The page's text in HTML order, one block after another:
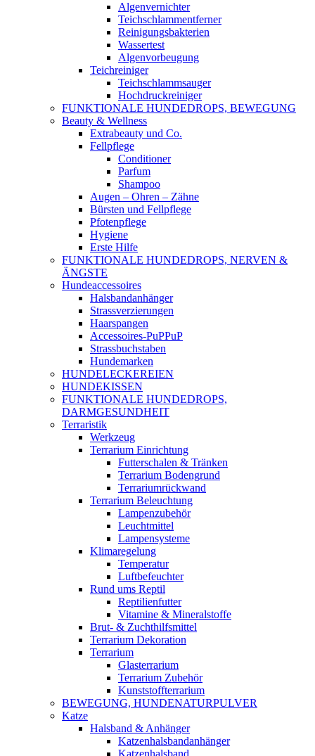
Algenvernichter
Teichschlammentferner
Reinigungsbakterien
Wassertest
Algenvorbeugung
Teichreiniger
Teichschlammsauger
Hochdruckreiniger
FUNKTIONALE HUNDEDROPS, BEWEGUNG
Beauty & Wellness
Extrabeauty und Co.
Fellpflege
Conditioner
Parfum
Shampoo
Augen – Ohren – Zähne
Bürsten und Fellpflege
Pfotenpflege
Hygiene
Erste Hilfe
FUNKTIONALE HUNDEDROPS, NERVEN &
ÄNGSTE
Hundeaccessoires
Halsbandanhänger
Strassverzierungen
Haarspangen
Accessoires-PuPPuP
Strassbuchstaben
Hundemarken
HUNDELECKEREIEN
HUNDEKISSEN
FUNKTIONALE HUNDEDROPS,
DARMGESUNDHEIT
Terraristik
Werkzeug
Terrarium Einrichtung
Futterschalen & Tränken
Terrarium Bodengrund
Terrariumrückwand
Terrarium Beleuchtung
Lampenzubehör
Leuchtmittel
Lampensysteme
Klimaregelung
Temperatur
Luftbefeuchter
Rund ums Reptil
Reptilienfutter
Vitamine & Mineralstoffe
Brut- & Zuchthilfsmittel
Terrarium Dekoration
Terrarium
Glasterrarium
Terrarium Zubehör
Kunststoffterrarium
BEWEGUNG, HUNDENATURPULVER
Katze
Halsband & Anhänger
Katzenhalsbandanhänger
Katzenhalsband